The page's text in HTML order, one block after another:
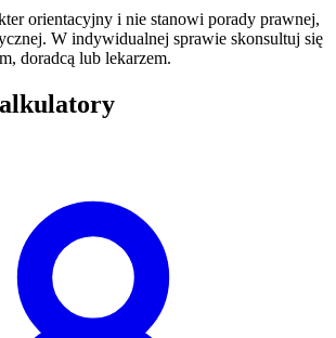
orientacyjny i nie stanowi porady prawnej,
W indywidualnej sprawie skonsultuj się
doradcą lub lekarzem.